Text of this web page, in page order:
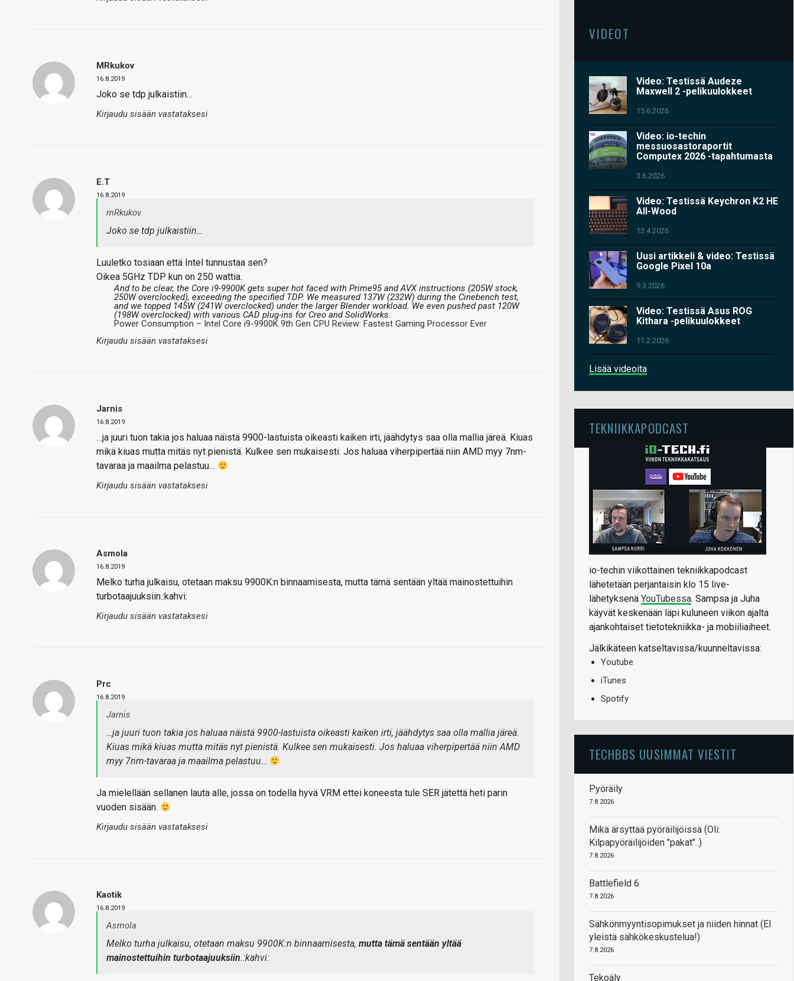
MRkukov
16.8.2019
Joko se tdp julkaistiin…
Kirjaudu sisään vastataksesi
E.T
16.8.2019
mRkukov
Joko se tdp julkaistiin…
Luuletko tosiaan että Intel tunnustaa sen?
Oikea 5GHz TDP kun on 250 wattia.
And to be clear, the Core i9-9900K gets super hot faced with Prime95 and AVX instructions (205W stock,
250W overclocked), exceeding the specified TDP. We measured 137W (232W) during the Cinebench test,
and we topped 145W (241W overclocked) under the larger Blender workload. We even pushed past 120W
(198W overclocked) with various CAD plug-ins for Creo and SolidWorks.
Power Consumption – Intel Core i9-9900K 9th Gen CPU Review: Fastest Gaming Processor Ever
Kirjaudu sisään vastataksesi
Jarnis
16.8.2019
…ja juuri tuon takia jos haluaa näistä 9900-lastuista oikeasti kaiken irti, jäähdytys saa olla mallia järeä. Kiuas
mikä kiuas mutta mitäs nyt pienistä. Kulkee sen mukaisesti. Jos haluaa viherpipertää niin AMD myy 7nm-
tavaraa ja maailma pelastuu…
Kirjaudu sisään vastataksesi
Asmola
16.8.2019
Melko turha julkaisu, otetaan maksu 9900K:n binnaamisesta, mutta tämä sentään yltää mainostettuihin
turbotaajuuksiin.:kahvi:
Kirjaudu sisään vastataksesi
Prc
16.8.2019
Jarnis
…ja juuri tuon takia jos haluaa näistä 9900-lastuista oikeasti kaiken irti, jäähdytys saa olla mallia järeä.
Kiuas mikä kiuas mutta mitäs nyt pienistä. Kulkee sen mukaisesti. Jos haluaa viherpipertää niin AMD
myy 7nm-tavaraa ja maailma pelastuu…
Ja mielellään sellanen lauta alle, jossa on todella hyvä VRM ettei koneesta tule SER jätettä heti parin
vuoden sisään.
Kirjaudu sisään vastataksesi
Kaotik
16.8.2019
Asmola
Melko turha julkaisu, otetaan maksu 9900K:n binnaamisesta, mutta tämä sentään yltää
mainostettuihin turbotaajuuksiin.:kahvi:
VIDEOT
Video: Testissä Audeze
Maxwell 2 -pelikuulokkeet
15.6.2026
Video: io-techin
messuosastoraportit
Computex 2026 -tapahtumasta
3.6.2026
Video: Testissä Keychron K2 HE
All-Wood
13.4.2026
Uusi artikkeli & video: Testissä
Google Pixel 10a
9.3.2026
Video: Testissä Asus ROG
Kithara -pelikuulokkeet
11.2.2026
Lisää videoita
TEKNIIKKAPODCAST
io-techin viikottainen tekniikkapodcast
lähetetään perjantaisin klo 15 live-
lähetyksenä YouTubessa. Sampsa ja Juha
käyvät keskenään läpi kuluneen viikon ajalta
ajankohtaiset tietotekniikka- ja mobiiliaiheet.
Jälkikäteen katseltavissa/kuunneltavissa:
Youtube
iTunes
Spotify
TECHBBS UUSIMMAT VIESTIT
Pyöräily
7.8.2026
Mikä ärsyttää pyöräilijöissä (Oli:
Kilpapyöräilijöiden "pakat"..)
7.8.2026
Battlefield 6
7.8.2026
Sähkönmyyntisopimukset ja niiden hinnat (EI
yleistä sähkökeskustelua!)
7.8.2026
Tekoäly